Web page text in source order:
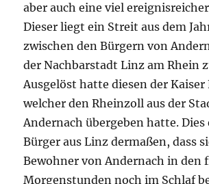
aber auch eine viel
Dieser liegt ein Streit aus dem
zwischen den Bürgern von
der Nachbarstadt Linz am Rhein
Ausgelöst hatte diesen der
welcher den Rheinzoll aus der
Andernach übergeben hatte. Dies
Bürger aus Linz dermaßen, dass
Bewohner von Andernach in den
Morgenstunden noch im Schlaf